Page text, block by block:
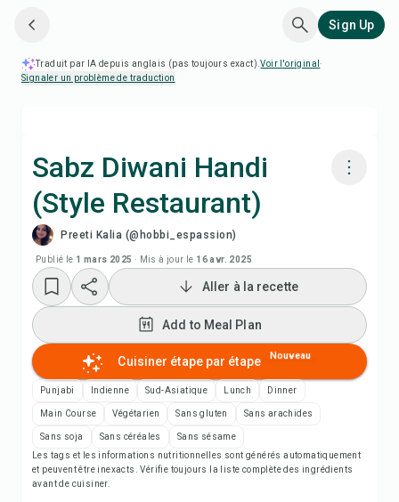
Sign Up
Traduit par IA depuis anglais (pas toujours exact).Voir l'original ·
Signaler un problème de traduction
Sabz Diwani Handi
(Style Restaurant)
Preeti Kalia (@hobbi_espassion)
Publié le 1 mars 2025 · Mis à jour le 16 avr. 2025
Cuisiner avec Chefadora AI
Regarder la vidéo de la recette
Add to Meal Plan
Add to Shopping List
Imprimer la recette
Aller à la recette
Add to Meal Plan
Cuisiner étape par étape Nouveau
Punjabi Indienne Sud-Asiatique Lunch Dinner
Main Course Végétarien Sans gluten Sans arachides
Sans soja Sans céréales
Sans sésame
Les tags et les informations nutritionnelles sont générés automatiquement
et peuvent être inexacts. Vérifie toujours la liste complète des ingrédients
avant de cuisiner.